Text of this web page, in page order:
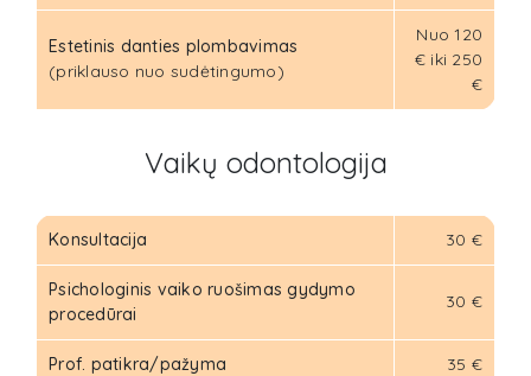
Estetinis danties plombavimas
(priklauso nuo sudėtingumo)
Nuo 120
€ iki 250
€
Vaikų odontologija
Konsultacija 30 €
Psichologinis vaiko ruošimas gydymo
procedūrai
30 €
Prof. patikra/pažyma 35 €